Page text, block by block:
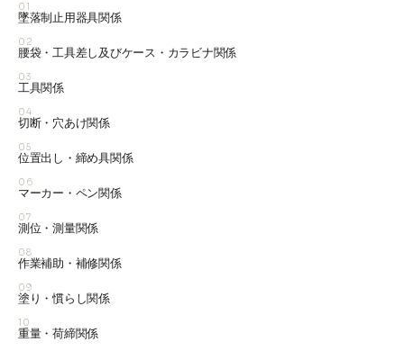
01
墜落制止用器具関係
02
腰袋・工具差し及びケース・カラビナ関係
03
工具関係
04
切断・穴あけ関係
05
位置出し・締め具関係
06
マーカー・ペン関係
07
測位・測量関係
08
作業補助・補修関係
09
塗り・慣らし関係
10
重量・荷締関係